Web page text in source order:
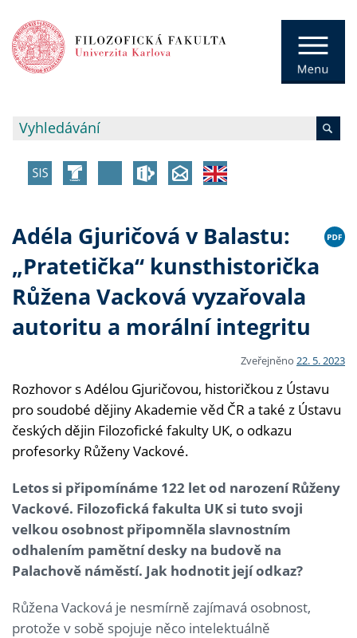
Adéla Gjuričová v Balastu:
„Pratetička“ kunsthistorička
Růžena Vacková vyzařovala
autoritu a morální integritu
Zveřejněno 22. 5. 2023
Rozhovor s Adélou Gjuričovou, historičkou z Ústavu
pro soudobé dějiny Akademie věd ČR a také z Ústavu
českých dějin Filozofické fakulty UK, o odkazu
profesorky Růženy Vackové.
Letos si připomínáme 122 let od narození Růženy
Vackové. Filozofická fakulta UK si tuto svoji
velkou osobnost připomněla slavnostním
odhalením pamětní desky na budově na
Palachově náměstí. Jak hodnotit její odkaz?
Růžena Vacková je nesmírně zajímavá osobnost,
protože v sobě spojuje něco intelektuálně